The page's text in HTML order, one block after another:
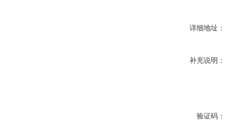
详细地址：
补充说明：
验证码：